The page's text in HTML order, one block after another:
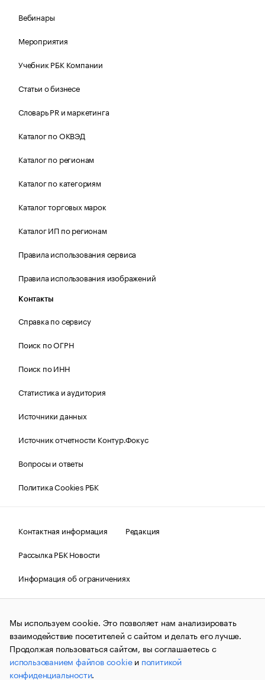
Вебинары
Мероприятия
Учебник РБК Компании
Статьи о бизнесе
Словарь PR и маркетинга
Каталог по ОКВЭД
Каталог по регионам
Каталог по категориям
Каталог торговых марок
Каталог ИП по регионам
Правила использования сервиса
Правила использования изображений
Контакты
Справка по сервису
Поиск по ОГРН
Поиск по ИНН
Статистика и аудитория
Источники данных
Источник отчетности Контур.Фокус
Вопросы и ответы
Политика Cookies РБК
Контактная информация
Редакция
Рассылка РБК Новости
Информация об ограничениях
Правовая информация
О соблюдении авторских прав
© АО «РОСБИЗНЕСКОНСАЛТИНГ»,1995–2026.Сообщения
и материалы информационного агентства «РБК»
(зарегистрировано Федеральной службой по надзору в сфере
связи, информационных технологий и массовых
коммуникаций (Роскомнадзор) 09.12.2015 за номером ИА
№ФС77-63848) сопровождаются пометкой «РБК». Отдельные
Мы используем cookie. Это позволяет нам анализировать
взаимодействие посетителей с сайтом и делать его лучше.
Продолжая пользоваться сайтом, вы соглашаетесь с
использованием файлов cookieи политикой
конфиденциальности.